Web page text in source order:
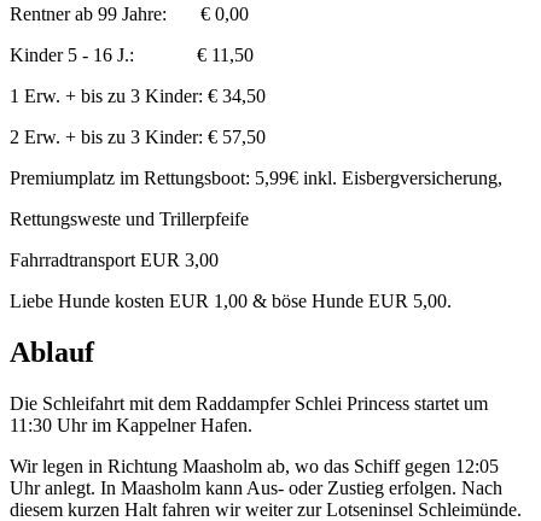
Rentner ab 99 Jahre: € 0,00
Kinder 5 - 16 J.: € 11,50
1 Erw. + bis zu 3 Kinder: € 34,50
2 Erw. + bis zu 3 Kinder: € 57,50
Premiumplatz im Rettungsboot: 5,99€ inkl. Eisbergversicherung,
Rettungsweste und Trillerpfeife
Fahrradtransport EUR 3,00
Liebe Hunde kosten EUR 1,00 & böse Hunde EUR 5,00.
Ablauf
Die Schleifahrt mit dem Raddampfer Schlei Princess startet um
11:30 Uhr im Kappelner Hafen.
Wir legen in Richtung Maasholm ab, wo das Schiff gegen 12:05
Uhr anlegt. In Maasholm kann Aus- oder Zustieg erfolgen. Nach
diesem kurzen Halt fahren wir weiter zur Lotseninsel Schleimünde.